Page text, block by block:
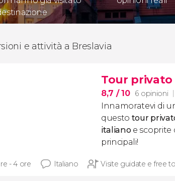
e attività a Breslavia
Tour privato
8,7 / 10 6 opinioni
Innamoratevi di
questo tour
italianoe scoprite
principali!
- 4 ore Italiano Visite guidate e free